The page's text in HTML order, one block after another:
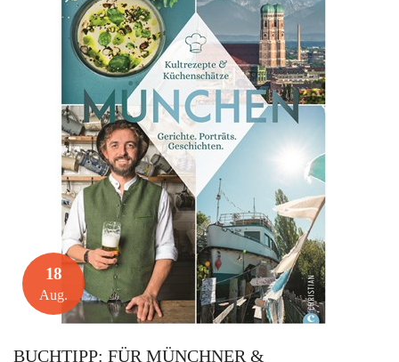
18
Aug.
BUCHTIPP: FÜR MÜNCHNER &